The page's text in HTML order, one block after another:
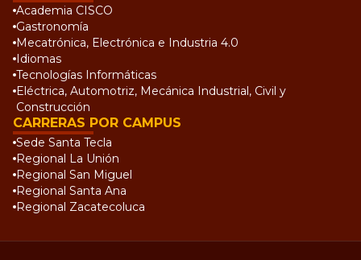
Academia CISCO
Gastronomía
Mecatrónica, Electrónica e Industria 4.0
Idiomas
Tecnologías Informáticas
Eléctrica, Automotriz, Mecánica Industrial, Civil y
Construcción
CARRERAS POR CAMPUS
Sede Santa Tecla
Regional La Unión
Regional San Miguel
Regional Santa Ana
Regional Zacatecoluca